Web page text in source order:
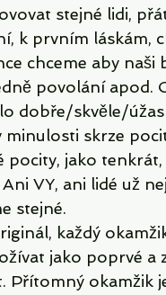
stejné lidi,
k prvním láskám,
chceme aby naši
povolání
dobře/skvěle/
skrze
pocity, jako
VY, ani lidé už
stejné.
každý
jako poprvé a
Přítomný okamžik